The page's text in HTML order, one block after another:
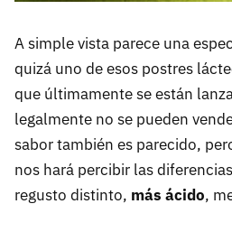
A simple vista parece una
quizá uno de esos postres
que últimamente se están
legalmente no se pueden
sabor también es parecido,
nos hará percibir las
regusto distinto, más ácido,